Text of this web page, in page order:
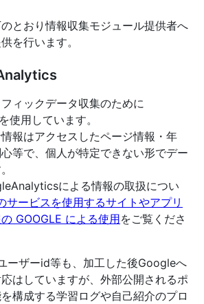
とおり情報収集モジュール提供者へ
を行います。
ィックデータ収集のために
用しています。
報はアクセスしたページ情報・年
等で、個人が特定できない形でデー
による情報の取扱につい
サービスを使用するサイトやアプリ
GOOGLE による使用をご覧くださ
ーザーid等も、加工した後Googleへ
はしていますが、外部公開されるポ
構成する学習ログや自己紹介のプロ